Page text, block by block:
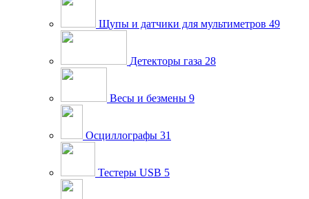
Щупы и датчики для мультиметров 49
Детекторы газа 28
Весы и безмены 9
Осциллографы 31
Тестеры USB 5